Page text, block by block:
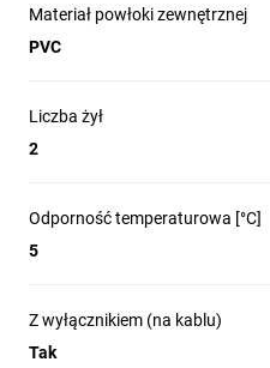
Materiał powłoki zewnętrznej
PVC
Liczba żył
2
Odporność temperaturowa [°C]
5
Z wyłącznikiem (na kablu)
Tak